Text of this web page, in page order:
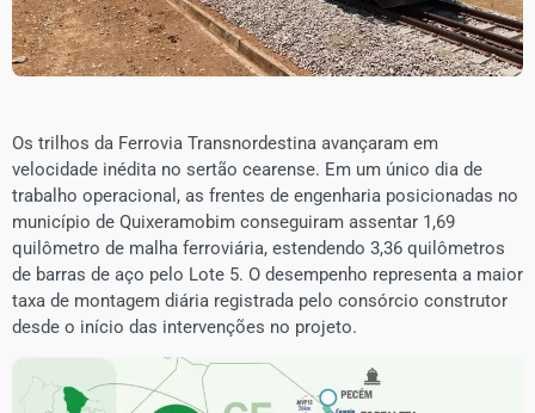
​Os trilhos da Ferrovia Transnordestina avançaram em
velocidade inédita no sertão cearense. Em um único dia de
trabalho operacional, as frentes de engenharia posicionadas no
município de Quixeramobim conseguiram assentar 1,69
quilômetro de malha ferroviária, estendendo 3,36 quilômetros
de barras de aço pelo Lote 5. O desempenho representa a maior
taxa de montagem diária registrada pelo consórcio construtor
desde o início das intervenções no projeto.